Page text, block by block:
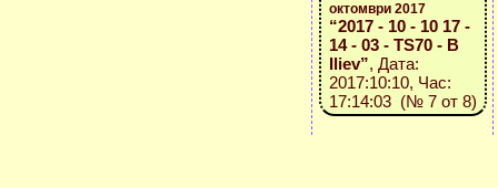
октомври 2017
“2017 - 10 - 10 17 -
14 - 03 - TS70 - B
Iliev”, Дата:
2017:10:10, Час:
17:14:03 (№ 7 от 8)